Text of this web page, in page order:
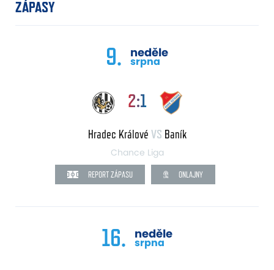
ZÁPASY
9. neděle
srpna
2:1
Hradec Králové VS Baník
Chance Liga
REPORT ZÁPASU ONLAJNY
16. neděle
srpna